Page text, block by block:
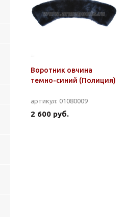
Воротник овчина
темно-синий (Полиция)
артикул: 01080009
2 600 руб.